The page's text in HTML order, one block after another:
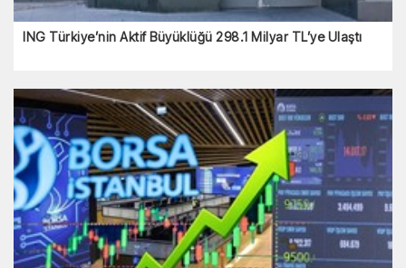
ING Türkiye’nin Aktif Büyüklüğü 298.1 Milyar TL’ye Ulaştı